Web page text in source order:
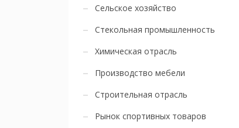
Сельское хозяйство
Стекольная промышленность
Химическая отрасль
Производство мебели
Строительная отрасль
Рынок спортивных товаров